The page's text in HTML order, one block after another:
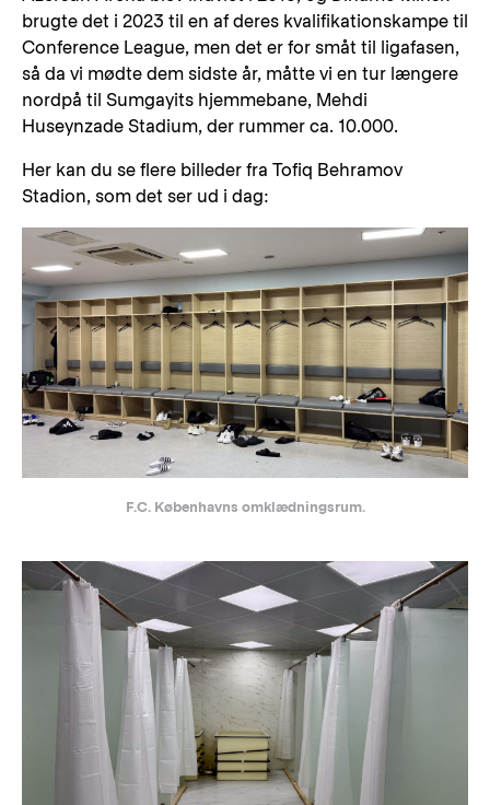
brugte det i 2023 til en af deres kvalifikationskampe til
Conference League, men det er for småt til ligafasen,
så da vi mødte dem sidste år, måtte vi en tur længere
nordpå til Sumgayits hjemmebane, Mehdi
Huseynzade Stadium, der rummer ca. 10.000.
Her kan du se flere billeder fra Tofiq Behramov
Stadion, som det ser ud i dag:
F.C. Københavns omklædningsrum.